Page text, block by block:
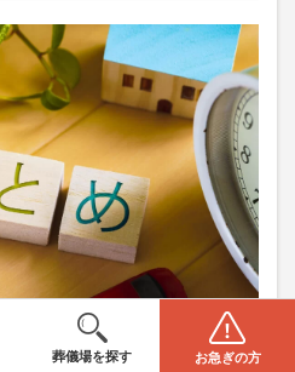
情報や、葬儀についてお伝
葬儀場を探す
葬儀場を探す
お急ぎの方
は葬儀場・葬儀社をご案内／
) 資料請求